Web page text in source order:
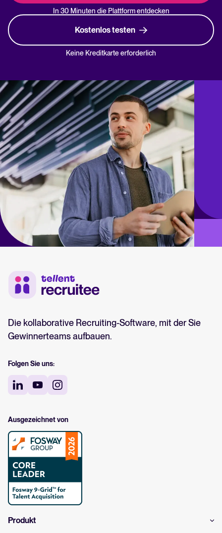
In 30 Minuten die Plattform entdecken
Kostenlos testen
Keine Kreditkarte erforderlich
Die kollaborative Recruiting-Software, mit der Sie
Gewinnerteams aufbauen.
Folgen Sie uns:
Ausgezeichnet von
Produkt